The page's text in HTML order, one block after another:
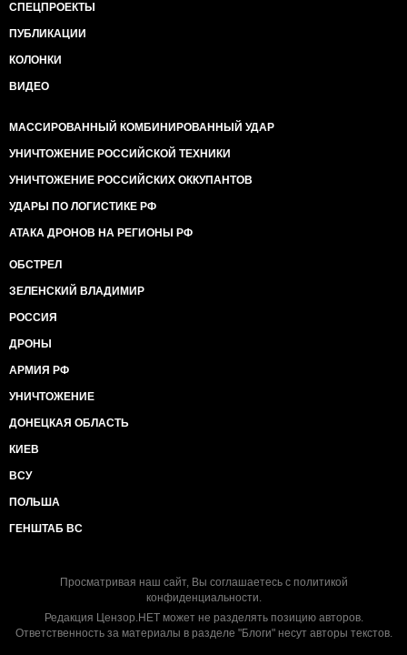
СПЕЦПРОЕКТЫ
ПУБЛИКАЦИИ
КОЛОНКИ
ВИДЕО
МАССИРОВАННЫЙ КОМБИНИРОВАННЫЙ УДАР
УНИЧТОЖЕНИЕ РОССИЙСКОЙ ТЕХНИКИ
УНИЧТОЖЕНИЕ РОССИЙСКИХ ОККУПАНТОВ
УДАРЫ ПО ЛОГИСТИКЕ РФ
АТАКА ДРОНОВ НА РЕГИОНЫ РФ
ОБСТРЕЛ
ЗЕЛЕНСКИЙ ВЛАДИМИР
РОССИЯ
ДРОНЫ
АРМИЯ РФ
УНИЧТОЖЕНИЕ
ДОНЕЦКАЯ ОБЛАСТЬ
КИЕВ
ВСУ
ПОЛЬША
ГЕНШТАБ ВС
Просматривая наш сайт, Вы соглашаетесь с политикой
конфиденциальности.
Редакция Цензор.НЕТ может не разделять позицию авторов.
Ответственность за материалы в разделе "Блоги" несут авторы текстов.